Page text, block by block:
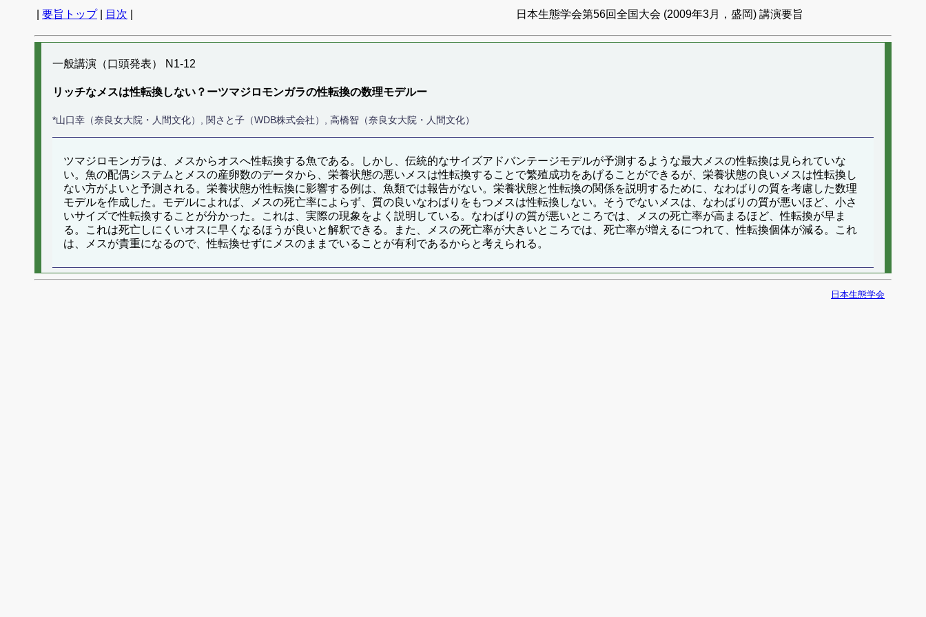
要旨トップ| 目次 日本生態学会第56回全国大会 (2009年3月，盛岡) 講演要旨
一般講演（口頭発表） N1-12
リッチなメスは性転換しない？ーツマジロモンガラの性転換の数理モデルー
*山口幸（奈良女大院・人間文化）, 関さと子（WDB株式会社）, 高橋智（奈良女大院・人間文化）
ツマジロモンガラは、メスからオスへ性転換する魚である。しかし、伝統的なサイズアドバンテージモデルが予測するような最大メスの性転換は見られていな
い。魚の配偶システムとメスの産卵数のデータから、栄養状態の悪いメスは性転換することで繁殖成功をあげることができるが、栄養状態の良いメスは性転換し
ない方がよいと予測される。栄養状態が性転換に影響する例は、魚類では報告がない。栄養状態と性転換の関係を説明するために、なわばりの質を考慮した数理
モデルを作成した。モデルによれば、メスの死亡率によらず、質の良いなわばりをもつメスは性転換しない。そうでないメスは、なわばりの質が悪いほど、小さ
いサイズで性転換することが分かった。これは、実際の現象をよく説明している。なわばりの質が悪いところでは、メスの死亡率が高まるほど、性転換が早ま
る。これは死亡しにくいオスに早くなるほうが良いと解釈できる。また、メスの死亡率が大きいところでは、死亡率が増えるにつれて、性転換個体が減る。これ
は、メスが貴重になるので、性転換せずにメスのままでいることが有利であるからと考えられる。
日本生態学会